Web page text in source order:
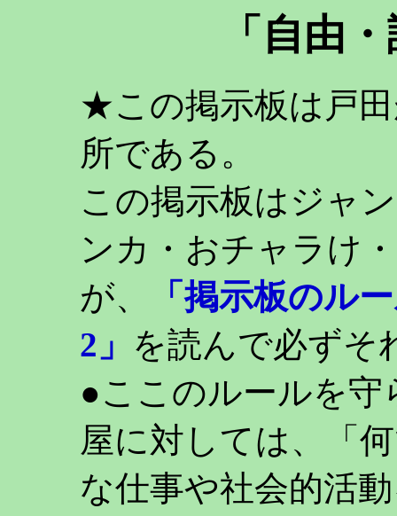
「自由
★この掲示板は戸
所である。
この掲示板はジャ
ンカ・おチャラけ
が、
「掲示板のル
2」 を読んで必ずそ
●ここのルールを守
屋に対しては、「
な仕事や社会的活